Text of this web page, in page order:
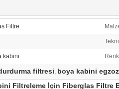
Filtre
kabini
filtresi, boya kabini
Filtreleme İçin Fiberglas